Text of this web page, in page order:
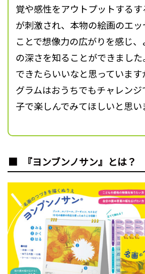
覚や感性をアウトプットする
が刺激され、本物の絵画のエ
ことで想像力の広がりを感じ
の深さを知ることができまし
できたらいいなと思っていま
グラムはおうちでもチャレン
子で楽しんでみてほしいと思い
『ヨンブンノサン』とは？